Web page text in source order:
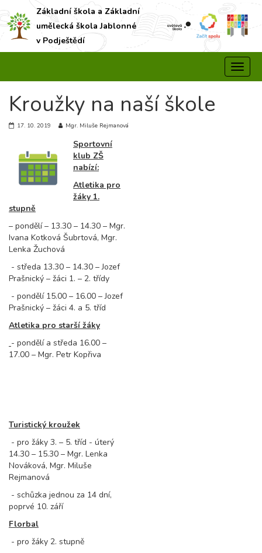
Základní škola a Základní
umělecká škola Jablonné
v Podještědí
Kroužky na naší škole
17. 10. 2019 Mgr. Miluše Rejmanová
Sportovní
klub ZŠ
nabízí:
Atletika pro
žáky 1.
stupně
– pondělí – 13.30 – 14.30 – Mgr.
Ivana Kotková Šubrtová, Mgr.
Lenka Žuchová
- středa 13.30 – 14.30 – Jozef
Prašnický – žáci 1. – 2. třídy
- pondělí 15.00 – 16.00 – Jozef
Prašnický – žáci 4. a 5. tříd
Atletika pro starší žáky
- pondělí a středa 16.00 –
17.00 – Mgr. Petr Kopřiva
Turistický kroužek
- pro žáky 3. – 5. tříd - úterý
14.30 – 15.30 – Mgr. Lenka
Nováková, Mgr. Miluše
Rejmanová
- schůzka jednou za 14 dní,
poprvé 10. září
Florbal
- pro žáky 2. stupně